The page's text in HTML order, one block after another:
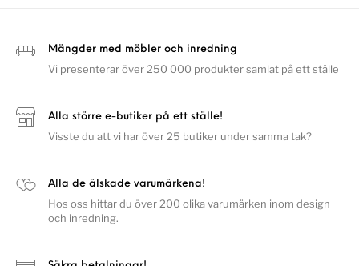
Mängder med möbler och inredning
Vi presenterar över 250 000 produkter samlat på ett ställe
Alla större e-butiker på ett ställe!
Visste du att vi har över 25 butiker under samma tak?
Alla de älskade varumärkena!
Hos oss hittar du över 200 olika varumärken inom design
och inredning.